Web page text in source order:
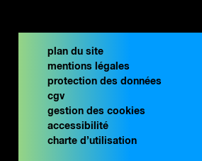
plan du site
mentions légales
protection des données
cgv
gestion des cookies
accessibilité
charte d’utilisation